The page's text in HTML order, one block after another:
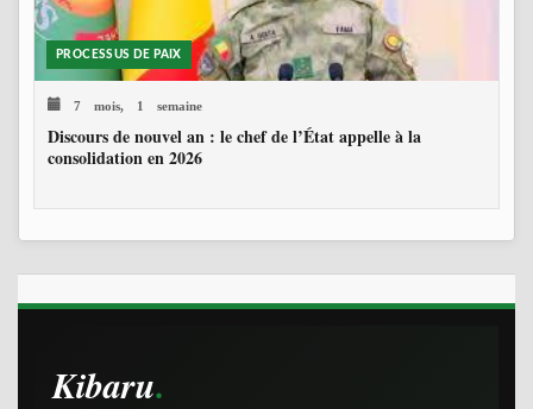
PROCESSUS DE PAIX
7 mois, 1 semaine
Discours de nouvel an : le chef de l’État appelle à la
consolidation en 2026
Kibaru